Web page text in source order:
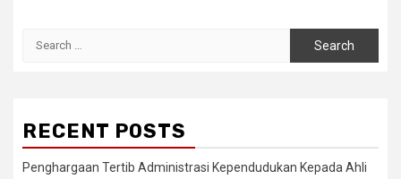
RECENT POSTS
Penghargaan Tertib Administrasi Kependudukan Kepada Ahli